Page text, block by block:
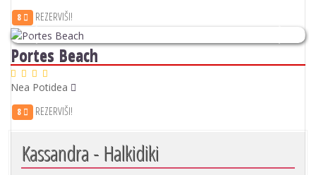
8 REZERVIŠI!
Previous Next
Portes Beach
Nea Potidea
8 REZERVIŠI!
Kassandra - Halkidiki